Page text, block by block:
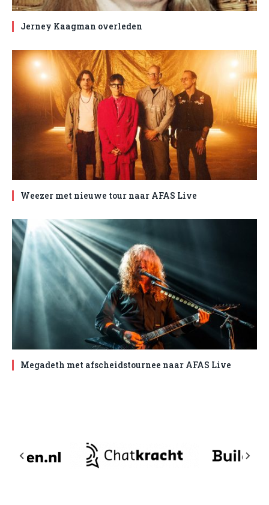
Jerney Kaagman overleden
Weezer met nieuwe tour naar AFAS Live
Megadeth met afscheidstournee naar AFAS Live